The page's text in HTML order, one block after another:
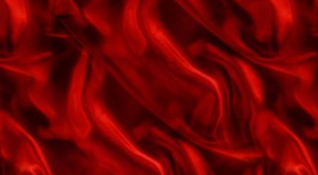
Gyldenlakken
Gå hånd i hånd med dig
Gæstebogen
Hey ho cowboy
Hjem jeg vil så gerne
Hjertets stemme
Holger Danske